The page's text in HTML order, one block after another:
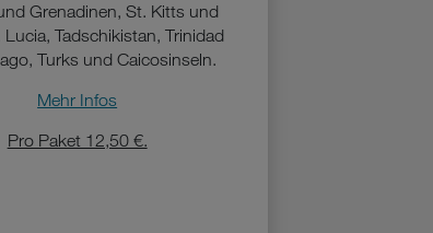
Grenadinen, St. Kitts und
Lucia, Tadschikistan, Trinidad
Turks und Caicosinseln.
Mehr Infos
Pro Paket 12,50 €.